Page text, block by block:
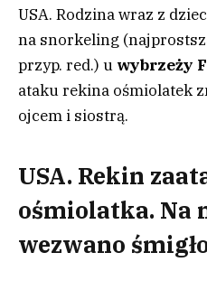
USA. Rodzina wraz z
na snorkeling
przyp. red.) u wybrzeży
ataku rekina ośmiolatek
ojcem i siostrą.
USA. Rekin
ośmiolatka. Na
wezwano